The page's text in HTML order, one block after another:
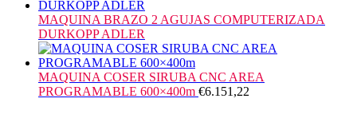
MAQUINA BRAZO 2 AGUJAS COMPUTERIZADA
DURKOPP ADLER
MAQUINA COSER SIRUBA CNC AREA
PROGRAMABLE 600×400m €6.151,22